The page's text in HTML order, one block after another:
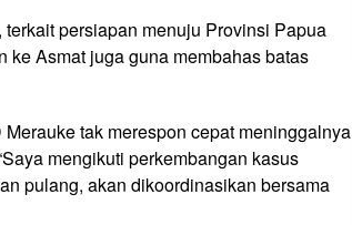
persiapan menuju Provinsi Papua
ke Asmat juga guna membahas batas
tak merespon cepat meninggalnya
mengikuti perkembangan kasus
pulang, akan dikoordinasikan bersama